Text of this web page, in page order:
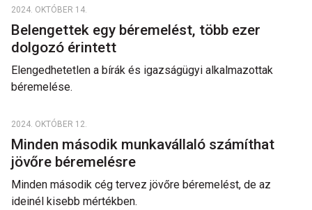
2024. OKTÓBER 14.
Belengettek egy béremelést, több ezer
dolgozó érintett
Elengedhetetlen a bírák és igazságügyi alkalmazottak
béremelése.
2024. OKTÓBER 12.
Minden második munkavállaló számíthat
jövőre béremelésre
Minden második cég tervez jövőre béremelést, de az
ideinél kisebb mértékben.